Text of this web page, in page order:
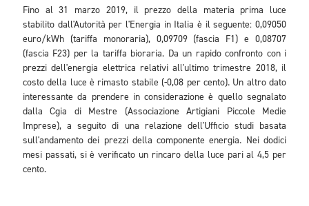
Fino al 31 marzo 2019, il prezzo della materia prima luce
stabilito dall'Autorità per l'Energia in Italia è il seguente: 0,09050
euro/kWh (tariffa monoraria), 0,09709 (fascia F1) e 0,08707
(fascia F23) per la tariffa bioraria. Da un rapido confronto con i
prezzi dell'energia elettrica relativi all'ultimo trimestre 2018, il
costo della luce è rimasto stabile (-0,08 per cento). Un altro dato
interessante da prendere in considerazione è quello segnalato
dalla Cgia di Mestre (Associazione Artigiani Piccole Medie
Imprese), a seguito di una relazione dell'Ufficio studi basata
sull'andamento dei prezzi della componente energia. Nei dodici
mesi passati, si è verificato un rincaro della luce pari al 4,5 per
cento.